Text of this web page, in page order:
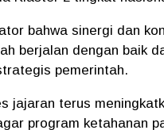
bahwa sinergi dan
berjalan dengan baik
pemerintah.
jajaran terus
program ketahanan